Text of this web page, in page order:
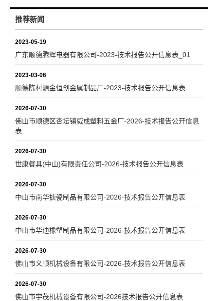
推荐新闻
2023-05-19
广东顺德腾辉电器有限公司-2023-技术报告公开信息表_01
2023-03-06
顺德陈村源金恒创金属制品厂-2023-技术报告公开信息表
2026-07-30
佛山市顺德区杏坛镇威成塑料五金厂-2026-技术报告公开信息
表
2026-07-30
世康餐具(中山)有限责任公司-2026-技术报告公开信息表
2026-07-30
中山市南华搪瓷制品有限公司-2026-技术报告公开信息表
2026-07-30
中山市华迪橡塑制品有限公司-2026-技术报告公开信息表
2026-07-30
佛山市义顺机械设备有限公司-2026-技术报告公开信息表
2026-07-30
佛山市宇茂机械设备有限公司-2026技术报告公开信息表